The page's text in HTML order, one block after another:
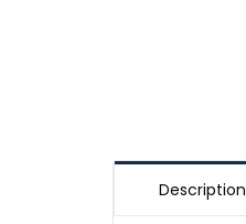
Description